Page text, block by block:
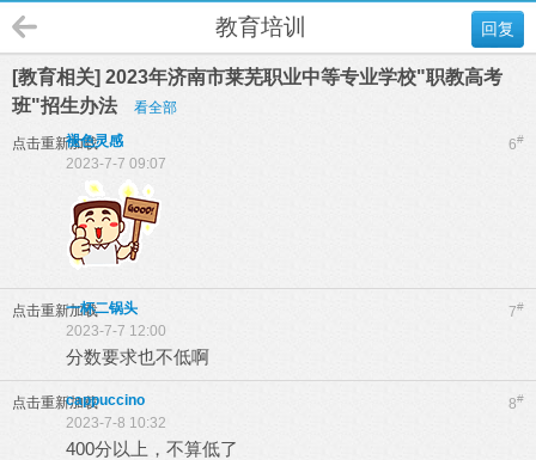
回复
教育培训
[教育相关] 2023年济南市莱芜职业中等专业学校"职教高考
班"招生办法
看全部
点击重新加载 6#
褪色灵感
2023-7-7 09:07
点击重新加载 7#
一杯二锅头
2023-7-7 12:00
分数要求也不低啊
点击重新加载 8#
cappuccino
2023-7-8 10:32
400分以上，不算低了